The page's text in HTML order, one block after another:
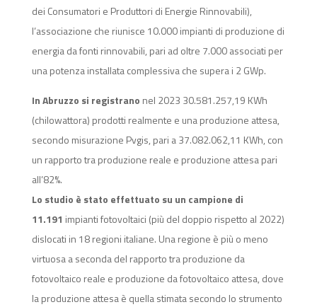
dei Consumatori e Produttori di Energie Rinnovabili),
l’associazione che riunisce 10.000 impianti di produzione di
energia da fonti rinnovabili, pari ad oltre 7.000 associati per
una potenza installata complessiva che supera i 2 GWp.
In Abruzzo si registrano nel 2023 30.581.257,19 KWh
(chilowattora) prodotti realmente e una produzione attesa,
secondo misurazione Pvgis, pari a 37.082.062,11 KWh, con
un rapporto tra produzione reale e produzione attesa pari
all’82%.
Lo studio è stato effettuato su un campione di
11.191 impianti fotovoltaici (più del doppio rispetto al 2022)
dislocati in 18 regioni italiane. Una regione è più o meno
virtuosa a seconda del rapporto tra produzione da
fotovoltaico reale e produzione da fotovoltaico attesa, dove
la produzione attesa è quella stimata secondo lo strumento